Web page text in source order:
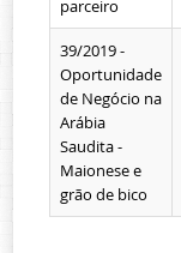
parceiro
39/2019 -
Oportunidade
de Negócio na
Arábia
Saudita -
Maionese e
grão de bico